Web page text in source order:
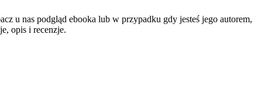
u nas podgląd ebooka lub w przypadku gdy jesteś jego autorem,
opis i recenzje.